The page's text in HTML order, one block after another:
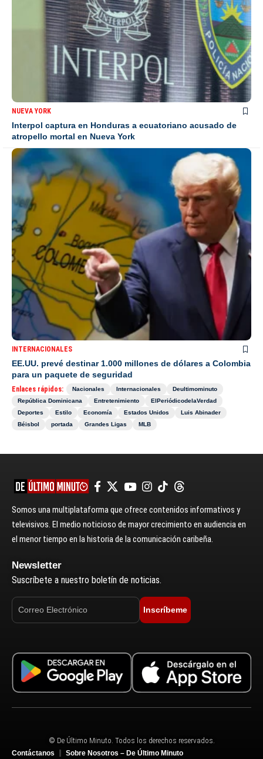
NUEVA YORK
Interpol captura en Honduras a ecuatoriano acusado de
atropello mortal en Nueva York
INTERNACIONALES
EE.UU. prevé destinar 1.000 millones de dólares a Colombia
para un paquete de seguridad
Enlaces rápidos: Nacionales Internacionales
Deultimominuto
República Dominicana
Entretenimiento
ElPeriódicodelaVerdad
Deportes
Estilo Economía Estados Unidos
Luis Abinader
Béisbol
portada Grandes Ligas MLB
Somos una multiplataforma que ofrece contenidos informativos y
televisivos. El medio noticioso de mayor crecimiento en audiencia en
el menor tiempo en la historia de la comunicación caribeña.
Newsletter
Suscríbete a nuestro boletín de noticias.
Inscríbeme
© De Último Minuto. Todos los derechos reservados.
Contáctanos
Sobre Nosotros – De Último Minuto